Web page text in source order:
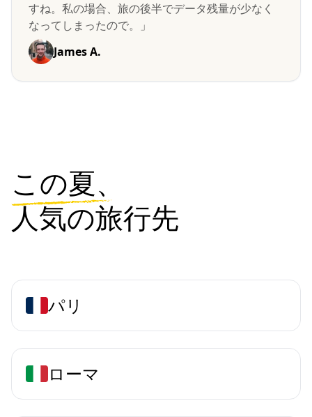
すね。私の場合、旅の後半でデータ残量が少なく
なってしまったので。」
James A.
この夏、
人気の旅行先
パリ
ローマ